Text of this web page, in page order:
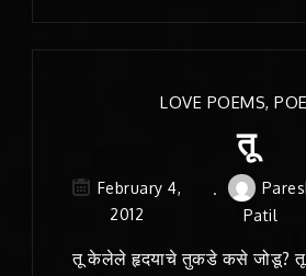
LOVE POEMS,
तू
February 4,
2012
Patil
तू केलेले हृदयाचे तुकडे कसे जोडू? तू